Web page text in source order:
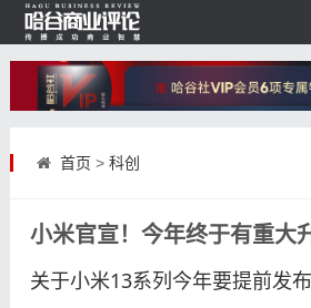
首页 > 科创
小米官宣！今年终于有重大
关于小米13系列今年要提前发